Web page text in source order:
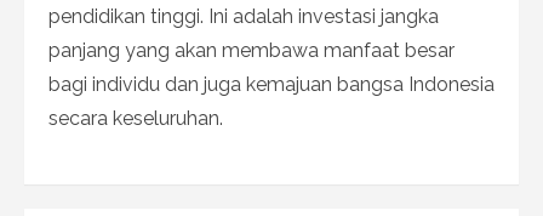
pendidikan tinggi. Ini adalah investasi jangka
panjang yang akan membawa manfaat besar
bagi individu dan juga kemajuan bangsa Indonesia
secara keseluruhan.